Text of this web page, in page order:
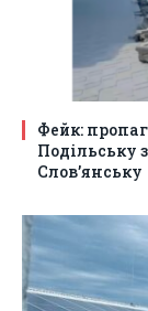
Фейк:
Подільську
Слов’янську